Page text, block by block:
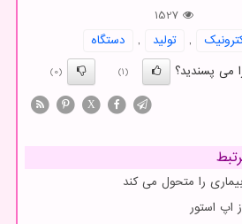
1527
, تولید ,
دستگاه
می پسندید؟
(1)
(0)
X
را متحول می کند
اپ استور